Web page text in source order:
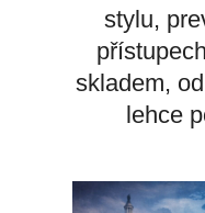
stylu,
skladem,
lehce